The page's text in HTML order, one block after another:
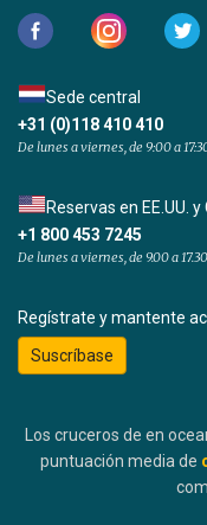
Sede central
+31 (0)118 410 410
De lunes a viernes, de 9:00 a
Reservas en EE.UU.
+1 800 453 7245
De lunes a viernes, de 9.00 a
Regístrate y mantente
Suscríbase
Los cruceros de en
puntuación media de